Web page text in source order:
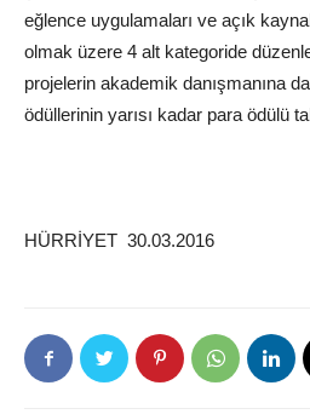
eğlence uygulamaları ve açık
olmak üzere 4 alt kategoride
projelerin akademik danışmanına
ödüllerinin yarısı kadar para ödülü
HÜRRİYET 30.03.2016